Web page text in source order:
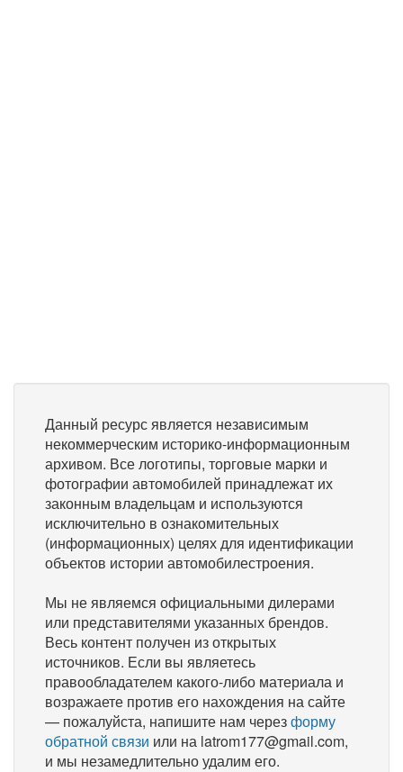
Данный ресурс является независимым
некоммерческим историко-информационным
архивом. Все логотипы, торговые марки и
фотографии автомобилей принадлежат их
законным владельцам и используются
исключительно в ознакомительных
(информационных) целях для идентификации
объектов истории автомобилестроения.
Мы не являемся официальными дилерами
или представителями указанных брендов.
Весь контент получен из открытых
источников. Если вы являетесь
правообладателем какого-либо материала и
возражаете против его нахождения на сайте
— пожалуйста, напишите нам черезформу
обратной связи или на latrom177@gmail.com,
и мы незамедлительно удалим его.